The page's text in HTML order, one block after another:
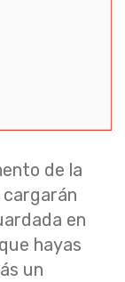
de la
en
hayas
un